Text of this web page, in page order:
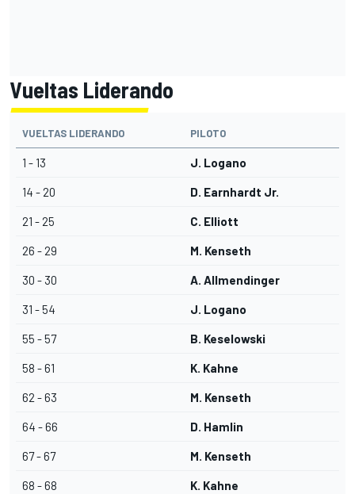
Vueltas Liderando
VUELTAS LIDERANDO PILOTO
1 - 13 J. Logano
14 - 20 D. Earnhardt Jr.
21 - 25 C. Elliott
26 - 29 M. Kenseth
30 - 30 A. Allmendinger
31 - 54 J. Logano
55 - 57 B. Keselowski
58 - 61 K. Kahne
62 - 63 M. Kenseth
64 - 66 D. Hamlin
67 - 67 M. Kenseth
68 - 68 K. Kahne